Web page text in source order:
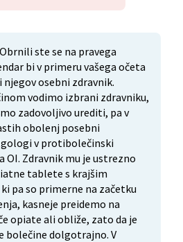
ste se na pravega
bi v primeru vašega očeta
osebni zdravnik.
vodimo izbrani zdravniku,
zadovoljivo urediti, pa v
obolenj posebni
v protibolečinski
OI. Zdravnik mu je ustrezno
tablete s krajšim
pa so primerne na začetku
kasneje preidemo na
opiate ali obliže, zato da je
bolečine dolgotrajno. V